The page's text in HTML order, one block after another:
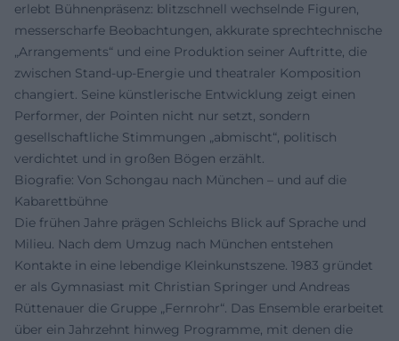
erlebt Bühnenpräsenz: blitzschnell wechselnde Figuren,
messerscharfe Beobachtungen, akkurate sprechtechnische
„Arrangements“ und eine Produktion seiner Auftritte, die
zwischen Stand-up-Energie und theatraler Komposition
changiert. Seine künstlerische Entwicklung zeigt einen
Performer, der Pointen nicht nur setzt, sondern
gesellschaftliche Stimmungen „abmischt“, politisch
verdichtet und in großen Bögen erzählt.
Biografie: Von Schongau nach München – und auf die
Kabarettbühne
Die frühen Jahre prägen Schleichs Blick auf Sprache und
Milieu. Nach dem Umzug nach München entstehen
Kontakte in eine lebendige Kleinkunstszene. 1983 gründet
er als Gymnasiast mit Christian Springer und Andreas
Rüttenauer die Gruppe „Fernrohr“. Das Ensemble erarbeitet
über ein Jahrzehnt hinweg Programme, mit denen die